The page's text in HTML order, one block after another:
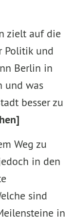
zielt auf die
Politik und
Berlin in
und was
besser zu
Weg zu
in den
sind
in